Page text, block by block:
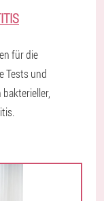
für die
Tests und